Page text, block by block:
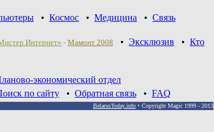
• Космос • Медицина • Связь
Интернет» - Мамонт 2008 • Эксклюзив • Кто
экономический отдел
по сайту • Обратная связь • FAQ
BelarusToday.info • Copyright Magic 1999 - 2013